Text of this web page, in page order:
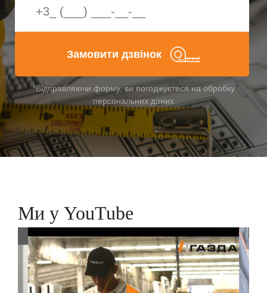
Замовити дзвінок
*Відправляючи форму, ви погоджуєтеся на обробку
персональних даних
Ми у YouTube